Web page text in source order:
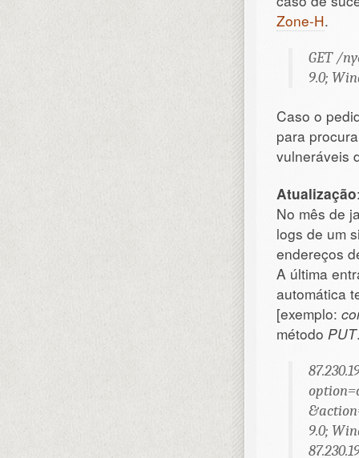
Zone-H.
GET /
9.0;
Caso o
para
vulneráveis
Atualização
No mês de
logs de um
endereços
A última
automática
[exemplo:
método PUT
9.0;